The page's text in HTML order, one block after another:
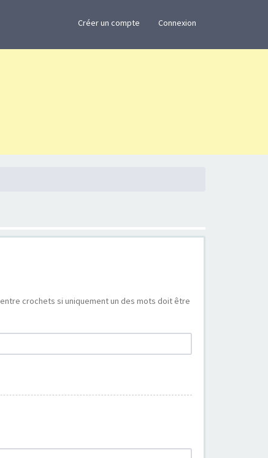
Créer un compte Connexion
entre crochets si uniquement un des mots doit être